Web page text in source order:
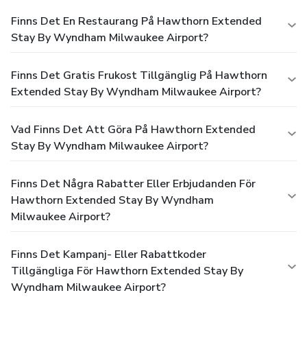
Finns Det En Restaurang På Hawthorn Extended
Stay By Wyndham Milwaukee Airport?
Finns Det Gratis Frukost Tillgänglig På Hawthorn
Extended Stay By Wyndham Milwaukee Airport?
Vad Finns Det Att Göra På Hawthorn Extended
Stay By Wyndham Milwaukee Airport?
Finns Det Några Rabatter Eller Erbjudanden För
Hawthorn Extended Stay By Wyndham
Milwaukee Airport?
Finns Det Kampanj- Eller Rabattkoder
Tillgängliga För Hawthorn Extended Stay By
Wyndham Milwaukee Airport?